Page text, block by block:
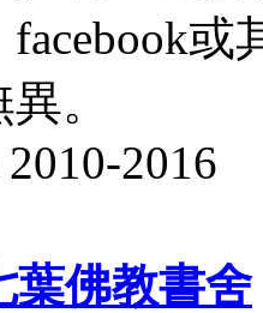
。
2016
葉佛教書舍